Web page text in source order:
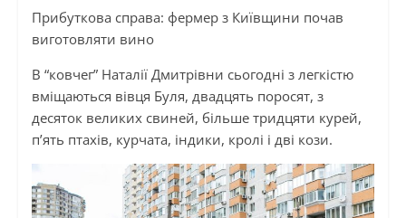
Прибуткова справа: фермер з Київщини почав
виготовляти вино
В “ковчег” Наталії Дмитрівни сьогодні з легкістю
вміщаються вівця Буля, двадцять поросят, з
десяток великих свиней, більше тридцяти курей,
п’ять птахів, курчата, індики, кролі і дві кози.